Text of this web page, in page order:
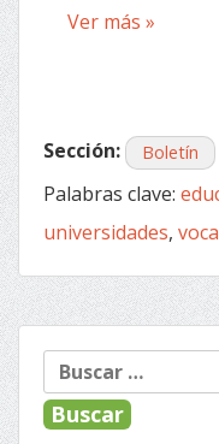
Ver más »
Sección: Boletín
Palabras clave:
universidades,
Buscar: